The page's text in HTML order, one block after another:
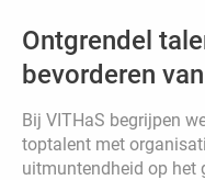
Ontgrendel
bevorderen
Bij VITHaS begrijpen
toptalent met
uitmuntendheid op het